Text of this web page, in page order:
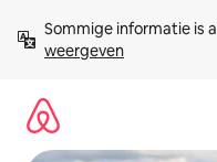
direct
naar
Sommige informatie is
weergeven